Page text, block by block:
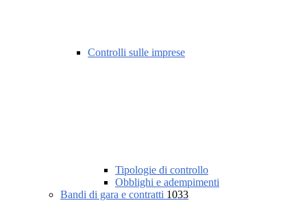
Controlli sulle imprese
Tipologie di controllo
Obblighi e adempimenti
Bandi di gara e contratti 1033